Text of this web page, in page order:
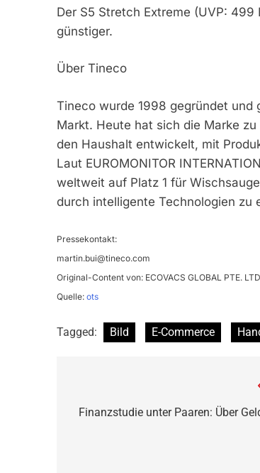
Der S5 Stretch Extreme (UVP:
günstiger.
Über Tineco
Tineco wurde 1998 gegründet und
Markt. Heute hat sich die Marke
den Haushalt entwickelt, mit
Laut EUROMONITOR
weltweit auf Platz 1 für
durch intelligente Technologien zu
Pressekontakt:
martin.bui@tineco.com
Original-Content von: ECOVACS GLOBAL PTE.
Quelle: ots
Tagged: Bild E-Commerce
Finanzstudie unter Paaren: Über